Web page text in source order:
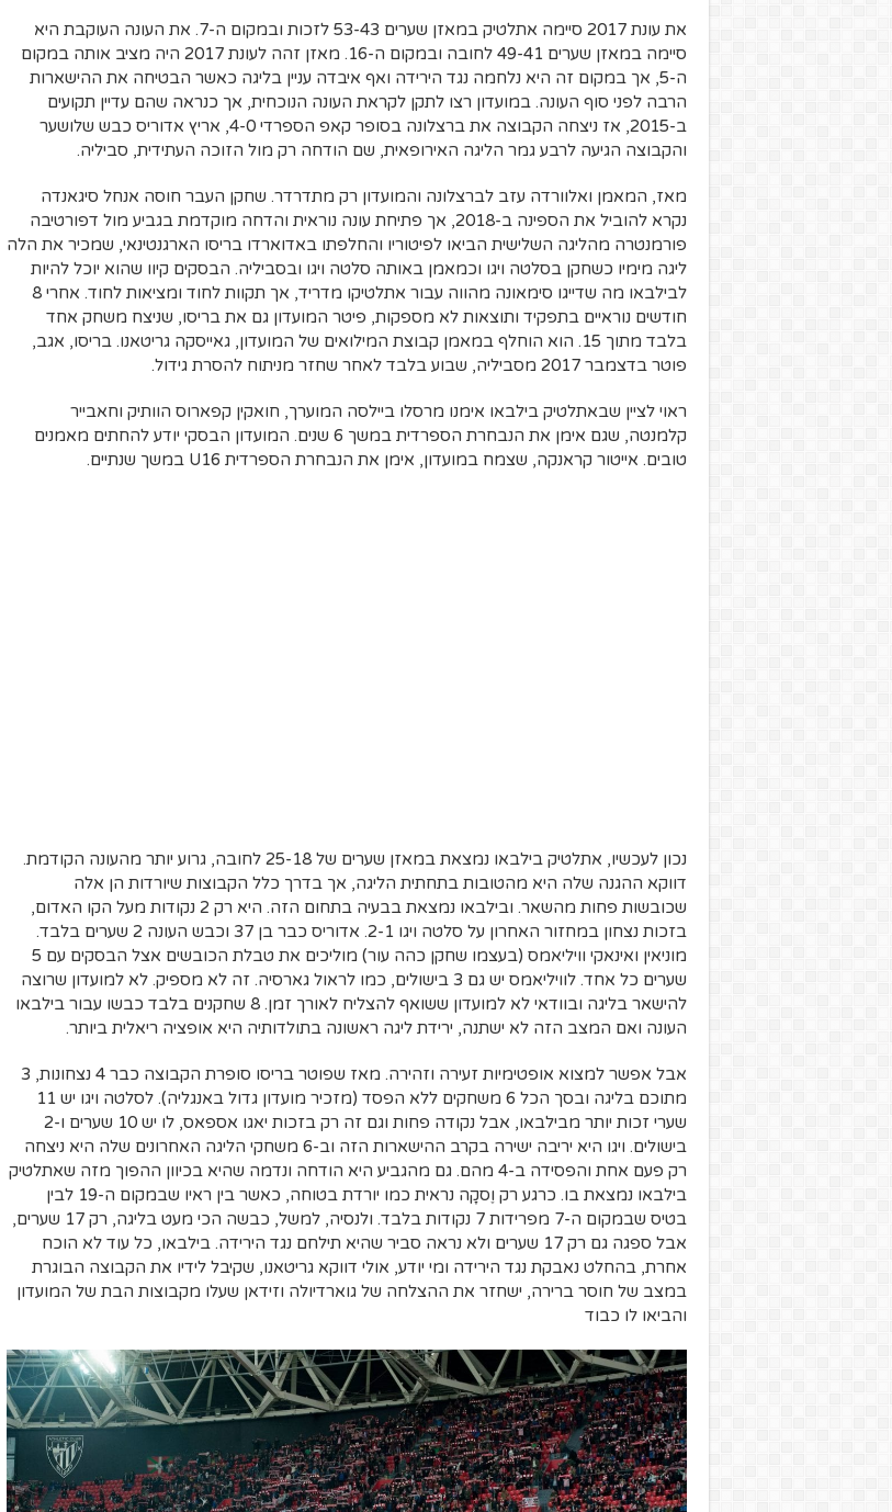
את עונת 2017 סיימה אתלטיק במאזן שערים 53-43 לזכות ובמקום ה-7. את העונה העוקבת היא
סיימה במאזן שערים 49-41 לחובה ובמקום ה-16. מאזן זהה לעונת 2017 היה מציב אותה במקום
ה-5, אך במקום זה היא נלחמה נגד הירידה ואף איבדה עניין בליגה כאשר הבטיחה את ההישארות
הרבה לפני סוף העונה. במועדון רצו לתקן לקראת העונה הנוכחית, אך כנראה שהם עדיין תקועים
ב-2015, אז ניצחה הקבוצה את ברצלונה בסופר קאפ הספרדי 4-0, אריץ אדוריס כבש שלושער
והקבוצה הגיעה לרבע גמר הליגה האירופאית, שם הודחה רק מול הזוכה העתידית, סביליה.
מאז, המאמן ואלוורדה עזב לברצלונה והמועדון רק מתדרדר. שחקן העבר חוסה אנחל סיגאנדה
נקרא להוביל את הספינה ב-2018, אך פתיחת עונה נוראית והדחה מוקדמת בגביע מול דפורטיבה
פורמנטרה מהליגה השלישית הביאו לפיטוריו והחלפתו באדוארדו בריסו הארגנטינאי, שמכיר את הלה
ליגה מימיו כשחקן בסלטה ויגו וכמאמן באותה סלטה ויגו ובסביליה. הבסקים קיוו שהוא יוכל להיות
לבילבאו מה שדייגו סימאונה מהווה עבור אתלטיקו מדריד, אך תקוות לחוד ומציאות לחוד. אחרי 8
חודשים נוראיים בתפקיד ותוצאות לא מספקות, פיטר המועדון גם את בריסו, שניצח משחק אחד
בלבד מתוך 15. הוא הוחלף במאמן קבוצת המילואים של המועדון, גאייסקה גריטאנו. בריסו, אגב,
פוטר בדצמבר 2017 מסביליה, שבוע בלבד לאחר שחזר מניתוח להסרת גידול.
ראוי לציין שבאתלטיק בילבאו אימנו מרסלו ביילסה המוערך, חואקין קפארוס הוותיק וחאבייר
קלמנטה, שגם אימן את הנבחרת הספרדית במשך 6 שנים. המועדון הבסקי יודע להחתים מאמנים
טובים. אייטור קראנקה, שצמח במועדון, אימן את הנבחרת הספרדית U16 במשך שנתיים.
נכון לעכשיו, אתלטיק בילבאו נמצאת במאזן שערים של 25-18 לחובה, גרוע יותר מהעונה הקודמת.
דווקא ההגנה שלה היא מהטובות בתחתית הליגה, אך בדרך כלל הקבוצות שיורדות הן אלה
שכובשות פחות מהשאר. ובילבאו נמצאת בבעיה בתחום הזה. היא רק 2 נקודות מעל הקו האדום,
בזכות נצחון במחזור האחרון על סלטה ויגו 2-1. אדוריס כבר בן 37 וכבש העונה 2 שערים בלבד.
מוניאין ואינאקי וויליאמס (בעצמו שחקן כהה עור) מוליכים את טבלת הכובשים אצל הבסקים עם 5
שערים כל אחד. לוויליאמס יש גם 3 בישולים, כמו לראול גארסיה. זה לא מספיק. לא למועדון שרוצה
להישאר בליגה ובוודאי לא למועדון ששואף להצליח לאורך זמן. 8 שחקנים בלבד כבשו עבור בילבאו
העונה ואם המצב הזה לא ישתנה, ירידת ליגה ראשונה בתולדותיה היא אופציה ריאלית ביותר.
אבל אפשר למצוא אופטימיות זעירה וזהירה. מאז שפוטר בריסו סופרת הקבוצה כבר 4 נצחונות, 3
מתוכם בליגה ובסך הכל 6 משחקים ללא הפסד (מזכיר מועדון גדול באנגליה). לסלטה ויגו יש 11
שערי זכות יותר מבילבאו, אבל נקודה פחות וגם זה רק בזכות יאגו אספאס, לו יש 10 שערים ו-2
בישולים. ויגו היא יריבה ישירה בקרב ההישארות הזה וב-6 משחקי הליגה האחרונים שלה היא ניצחה
רק פעם אחת והפסידה ב-4 מהם. גם מהגביע היא הודחה ונדמה שהיא בכיוון ההפוך מזה שאתלטיק
בילבאו נמצאת בו. כרגע רק וֶסקָה נראית כמו יורדת בטוחה, כאשר בין ראיו שבמקום ה-19 לבין
בטיס שבמקום ה-7 מפרידות 7 נקודות בלבד. ולנסיה, למשל, כבשה הכי מעט בליגה, רק 17 שערים,
אבל ספגה גם רק 17 שערים ולא נראה סביר שהיא תילחם נגד הירידה. בילבאו, כל עוד לא הוכח
אחרת, בהחלט נאבקת נגד הירידה ומי יודע, אולי דווקא גריטאנו, שקיבל לידיו את הקבוצה הבוגרת
במצב של חוסר ברירה, ישחזר את ההצלחה של גוארדיולה וזידאן שעלו מקבוצות הבת של המועדון
והביאו לו כבוד